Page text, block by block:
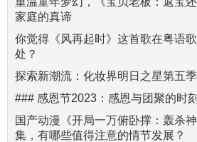
家庭的真谛
你觉得《风再起时》这首歌在粤语
处？
探索新潮流：化妆界明日之星第五
### 感恩节2023：感恩与团聚的时刻
国产动漫《开局一万俯卧撑：轰杀
集，有哪些值得注意的情节发展？